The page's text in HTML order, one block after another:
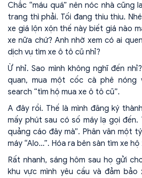
Chắc “máu quá” nên nóc nhà cũng
trang thì phải. Tối đang thiu thiu.
xe giá lộn xộn thế này biết giá nào
xe nữa chứ? Anh nhờ xem có ai
dịch vụ tìm xe ô tô cũ nhỉ?
Ừ nhỉ. Sao mình không nghĩ đến
quan, mua một cốc cà phê nóng
search “tìm hộ mua xe ô tô cũ”.
A đây rồi. Thế là mình đăng ký
mấy phút sau có số máy lạ gọi đến.
quảng cáo đây mà”. Phân vân một
máy “Alo...”. Hóa ra bên sàn tìm xe hộ
Rất nhanh, sáng hôm sau họ gửi
khu vực mình yêu cầu và đảm bảo